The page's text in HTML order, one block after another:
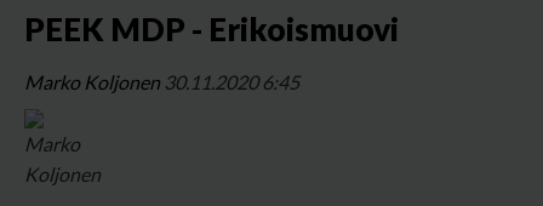
PEEK MDP - Erikoismuovi
Marko Koljonen 30.11.2020 6:45